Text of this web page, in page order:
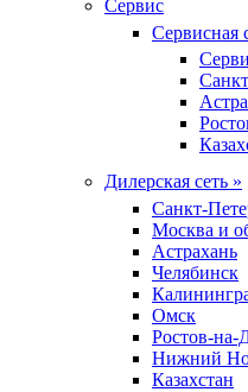
Сервис
Сервисная
Дилерская сеть »
Санкт-
Москва и
Астрахань
Челябинск
Омск
Ростов-на-
Нижний
Казахстан